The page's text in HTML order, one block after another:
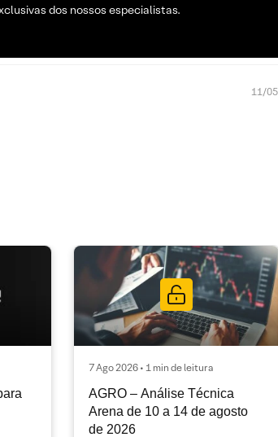
dos nossos especialistas.
11/
7 Ago 2026 • 1 min de leitura
AGRO – Análise Técnica
Arena de 10 a 14 de agosto
de 2026